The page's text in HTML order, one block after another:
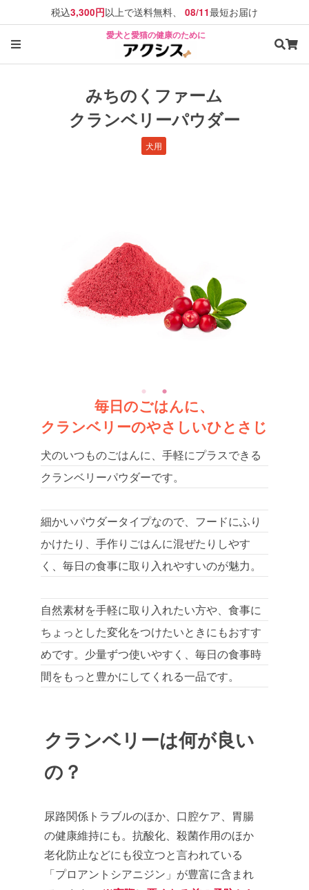
税込3,300円以上で送料無料、 08/11最短お届け
愛犬と愛猫の健康のために
みちのくファーム
クランベリーパウダー
犬用
毎日のごはんに、
クランベリーのやさしいひとさじ
犬のいつものごはんに、手軽にプラスできる
クランベリーパウダーです。
細かいパウダータイプなので、フードにふり
かけたり、手作りごはんに混ぜたりしやす
く、毎日の食事に取り入れやすいのが魅力。
自然素材を手軽に取り入れたい方や、食事に
ちょっとした変化をつけたいときにもおすす
めです。少量ずつ使いやすく、毎日の食事時
間をもっと豊かにしてくれる一品です。
クランベリーは何が良い
の？
尿路関係トラブルのほか、口腔ケア、胃腸
の健康維持にも。抗酸化、殺菌作用のほか
老化防止などにも役立つと言われている
「プロアントシアニジン」が豊富に含まれ